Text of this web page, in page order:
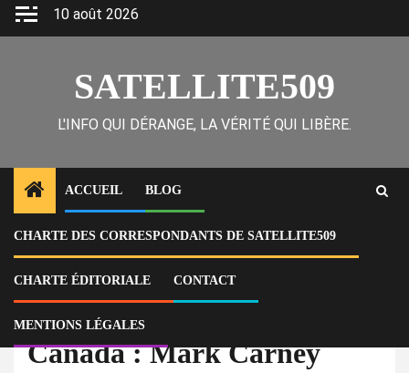
Skip
10 août 2026
SATELLITE509
L'INFO QUI DÉRANGE, LA VÉRITÉ QUI LIBÈRE.
ACCUEIL BLOG
CHARTE DES CORRESPONDANTS DE SATELLITE509
CHARTE ÉDITORIALE CONTACT
MENTIONS LÉGALES
Home
Actu
Canada : Mark Carney devient officiellement Premier ministre
Canada : Mark Carney